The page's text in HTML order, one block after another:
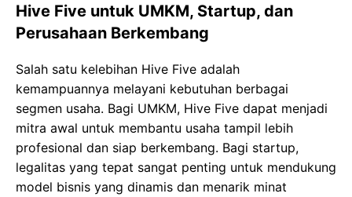
Hive Five untuk UMKM, Startup, dan
Perusahaan Berkembang
Salah satu kelebihan Hive Five adalah
kemampuannya melayani kebutuhan berbagai
segmen usaha. Bagi UMKM, Hive Five dapat menjadi
mitra awal untuk membantu usaha tampil lebih
profesional dan siap berkembang. Bagi startup,
legalitas yang tepat sangat penting untuk mendukung
model bisnis yang dinamis dan menarik minat